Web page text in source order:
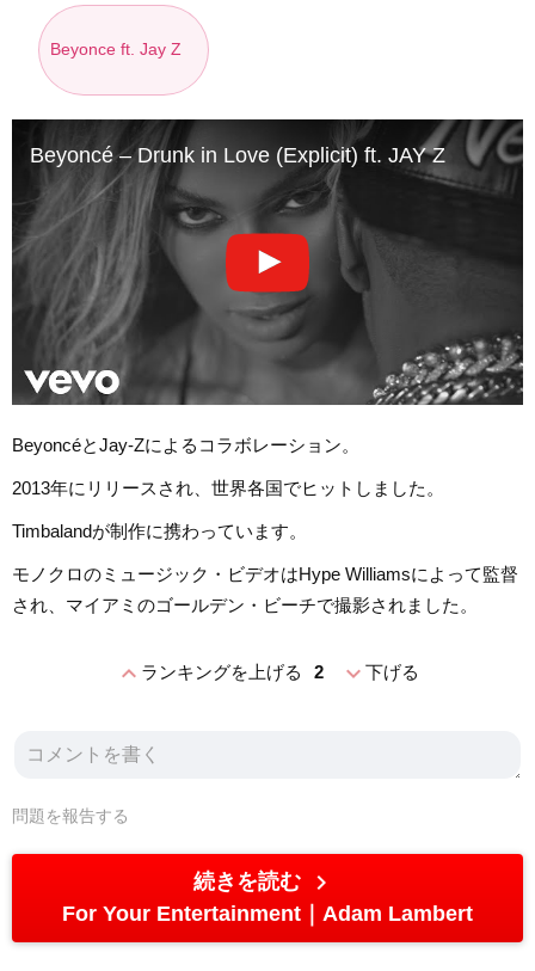
Beyonce ft. Jay Z
Beyoncé – Drunk in Love (Explicit) ft. JAY Z
BeyoncéとJay-Zによるコラボレーション。
2013年にリリースされ、世界各国でヒットしました。
Timbalandが制作に携わっています。
モノクロのミュージック・ビデオはHype Williamsによって監督
され、マイアミのゴールデン・ビーチで撮影されました。
expand_lessランキングを上げる 2 expand_more下げる
問題を報告する
続きを読む chevron_right
For Your Entertainment Adam Lambert